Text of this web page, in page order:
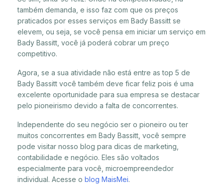
também demanda, e isso faz com que os preços
praticados por esses serviços em Bady Bassitt se
elevem, ou seja, se você pensa em iniciar um serviço em
Bady Bassitt, você já poderá cobrar um preço
competitivo.
Agora, se a sua atividade não está entre as top 5 de
Bady Bassitt você também deve ficar feliz pois é uma
excelente oportunidade para sua empresa se destacar
pelo pioneirismo devido a falta de concorrentes.
Independente do seu negócio ser o pioneiro ou ter
muitos concorrentes em Bady Bassitt, você sempre
pode visitar nosso blog para dicas de marketing,
contabilidade e negócio. Eles são voltados
especialmente para você, microempreendedor
individual. Acesse o blog MaisMei.